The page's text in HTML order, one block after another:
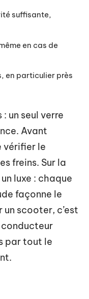
suffisante,
en cas de
en particulier près
un seul verre
Avant
vérifier le
freins. Sur la
luxe : chaque
façonne le
un scooter, c’est
conducteur
par tout le